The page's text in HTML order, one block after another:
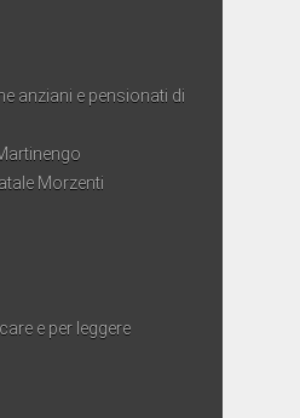
anziani e pensionati di
Morzenti
e per leggere